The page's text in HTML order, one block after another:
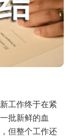
工作终于在紧
批新鲜的血
但整个工作还